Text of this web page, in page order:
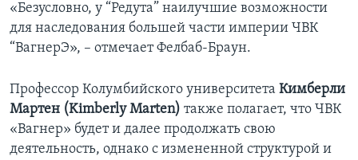
«Безусловно, у “Редута” наилучшие возможности
для наследования большей части империи ЧВК
“ВагнерЭ», – отмечает Фелбаб-Браун.
Профессор Колумбийского университета Кимберли
Мартен (Kimberly Marten) также полагает, что ЧВК
«Вагнер» будет и далее продолжать свою
деятельность, однако с измененной структурой и